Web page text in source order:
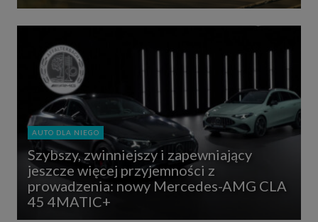
AUTO DLA NIEGO
Szybszy, zwinniejszy i zapewniający
jeszcze więcej przyjemności z
prowadzenia: nowy Mercedes-AMG CLA
45 4MATIC+